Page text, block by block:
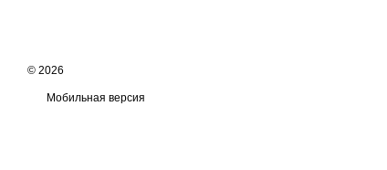
© 2026
Мобильная версия